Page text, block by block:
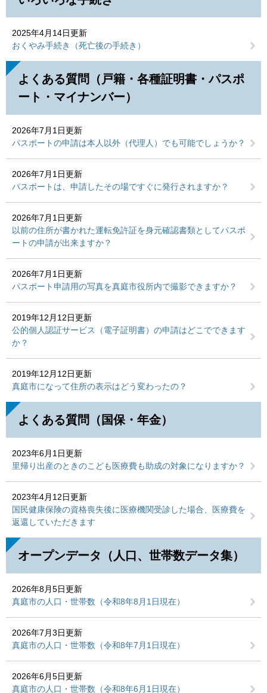
2025年4月14日更新
おくやみ手続き（死亡後の手続き）
よくある質問（戸籍・各種証明書・パスポ
ート・マイナンバー）
2026年7月1日更新
パスポートの申請は本人以外（代理人）でも可能でしょうか？
2026年7月1日更新
パスポートは、申請したその場ですぐに発行されますか？
2026年7月1日更新
以前の住所が書かれた運転免許証を身元確認書類としてパスポ
ートの申請が出来ますか？
2026年7月1日更新
パスポート申請用の写真を真庭市役所内で撮影できますか？
2019年12月12日更新
公的個人認証サービス（電子証明書）の申請はどこでできます
か？
2019年12月12日更新
真庭市になって住所の表示はどう変わったの？
よくある質問（国保・年金）
2023年6月1日更新
里帰り出産のときのこども医療費も助成の対象になりますか？
2023年4月12日更新
国民健康保険の資格喪失後に医療機関受診した場合、医療費を
返還していただきます
オープンデータ（人口、世帯数データ集）
2026年8月5日更新
真庭市の人口・世帯数（令和8年8月1日現在）
2026年7月3日更新
真庭市の人口・世帯数（令和8年7月1日現在）
2026年6月5日更新
真庭市の人口・世帯数（令和8年6月1日現在）